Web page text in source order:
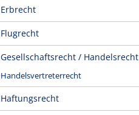
Erbrecht
Flugrecht
Gesellschaftsrecht / Handelsrecht
Handelsvertreterrecht
Haftungsrecht